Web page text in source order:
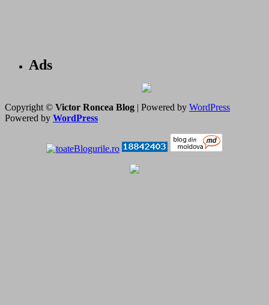
Ads
Copyright © Victor Roncea Blog | Powered by WordPress
Powered by WordPress